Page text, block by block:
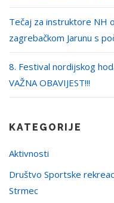
Tečaj za instruktore NH
zagrebačkom Jarunu s
8. Festival nordijskog
VAŽNA OBAVIJEST!!!
KATEGORIJE
Aktivnosti
Društvo Sportske
Strmec